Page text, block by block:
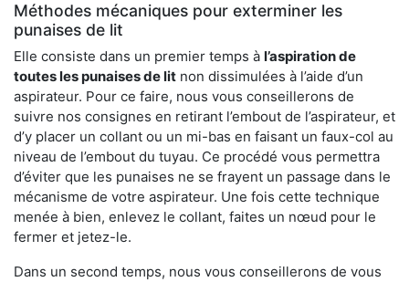
Méthodes mécaniques pour exterminer les
punaises de lit
Elle consiste dans un premier temps à l’aspiration de
toutes les punaises de lit non dissimulées à l’aide d’un
aspirateur. Pour ce faire, nous vous conseillerons de
suivre nos consignes en retirant l’embout de l’aspirateur, et
d’y placer un collant ou un mi-bas en faisant un faux-col au
niveau de l’embout du tuyau. Ce procédé vous permettra
d’éviter que les punaises ne se frayent un passage dans le
mécanisme de votre aspirateur. Une fois cette technique
menée à bien, enlevez le collant, faites un nœud pour le
fermer et jetez-le.
Dans un second temps, nous vous conseillerons de vous